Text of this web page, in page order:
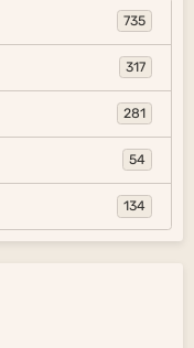
735
317
281
54
134